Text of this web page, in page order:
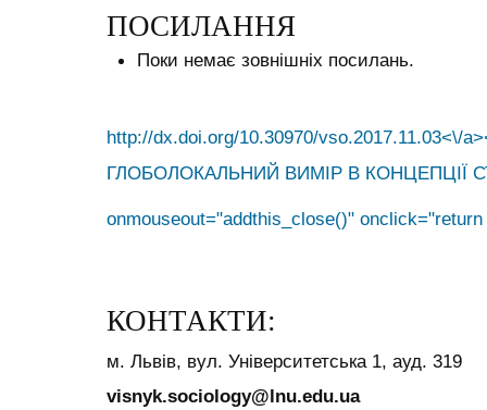
ПОСИЛАННЯ
Поки немає зовнішніх посилань.
http://dx.doi.org/10.30970/vso.2017.11.03<\/
ГЛОБОЛОКАЛЬНИЙ ВИМІР В КОНЦЕПЦІЇ
onmouseout="addthis_close()"
КОНТАКТИ:
м. Львів, вул. Університетська 1, ауд. 319
visnyk.sociology@lnu.edu.ua